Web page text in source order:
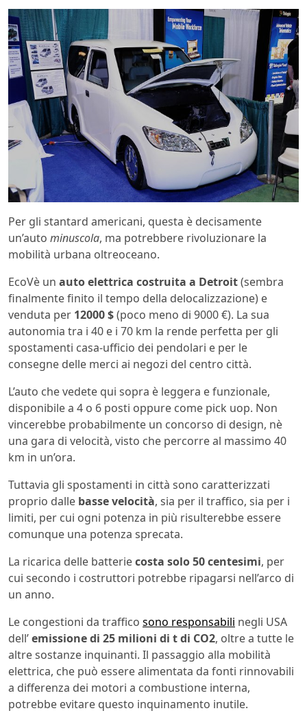
Per gli stantard americani, questa è decisamente
un’auto minuscola, ma potrebbere rivoluzionare la
mobilità urbana oltreoceano.
EcoVè un auto elettrica costruita a Detroit(sembra
finalmente finito il tempo della delocalizzazione) e
venduta per 12000 $(poco meno di 9000 €). La sua
autonomia tra i 40 e i 70 km la rende perfetta per gli
spostamenti casa-ufficio dei pendolari e per le
consegne delle merci ai negozi del centro città.
L’auto che vedete qui sopra è leggera e funzionale,
disponibile a 4 o 6 posti oppure come pick uop. Non
vincerebbe probabilmente un concorso di design, nè
una gara di velocità, visto che percorre al massimo 40
km in un’ora.
Tuttavia gli spostamenti in città sono caratterizzati
proprio dalle basse velocità, sia per il traffico, sia per i
limiti, per cui ogni potenza in più risulterebbe essere
comunque una potenza sprecata.
La ricarica delle batteriecosta solo 50 centesimi, per
cui secondo i costruttori potrebbe ripagarsi nell’arco di
un anno.
Le congestioni da traffico sono responsabili negli USA
dell’emissione di 25 milioni di t di CO2, oltre a tutte le
altre sostanze inquinanti. Il passaggio alla mobilità
elettrica, che può essere alimentata da fonti rinnovabili
a differenza dei motori a combustione interna,
potrebbe evitare questo inquinamento inutile.